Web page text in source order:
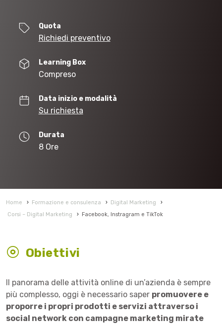
Quota
Richiedi preventivo
Learning Box
Compreso
Data inizio e modalità
Su richiesta
Durata
8 Ore
Home › Formazione e consulenza › Digital Marketing
›
Corsi – Digital Marketing
› Facebook, Instragram e TikTok
Obiettivi
Il panorama delle attività online di un’azienda è sempre
più complesso, oggi è necessario saper promuovere e
proporre i propri prodotti e servizi attraverso i
social network con campagne marketing mirate